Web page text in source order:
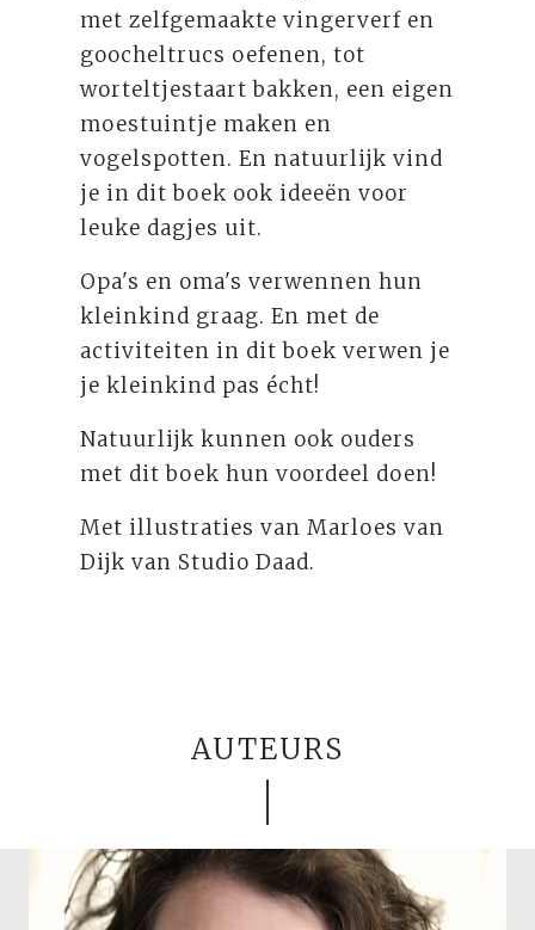
met zelfgemaakte vingerverf en
goocheltrucs oefenen, tot
worteltjestaart bakken, een eigen
moestuintje maken en
vogelspotten. En natuurlijk vind
je in dit boek ook ideeën voor
leuke dagjes uit.
Opa's en oma's verwennen hun
kleinkind graag. En met de
activiteiten in dit boek verwen je
je kleinkind pas écht!
Natuurlijk kunnen ook ouders
met dit boek hun voordeel doen!
Met illustraties van Marloes van
Dijk van Studio Daad.
AUTEURS